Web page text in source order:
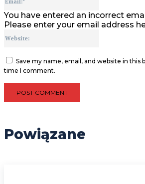
You have entered an incorrect
Please enter your email address
Save my name, email, and website in this
time I comment.
Powiązane